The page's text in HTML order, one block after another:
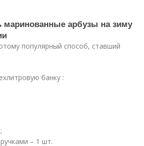
маринованные арбузы на зиму
популярный способ, ставший
банку :
– 1 шт.